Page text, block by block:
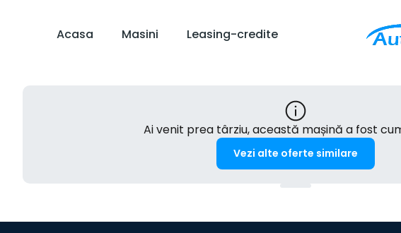
Acasa Masini Leasing-credite
Ai venit prea târziu, această mașină a fost
Vezi alte oferte similare